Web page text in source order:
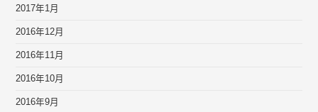
2017年1月
2016年12月
2016年11月
2016年10月
2016年9月